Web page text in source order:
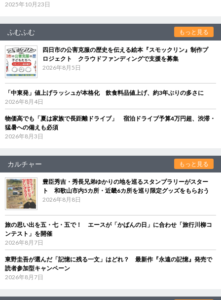
2025年10月23日
ふむふむ もっと見る
四日市の公害克服の歴史を伝える絵本『スモックリン』制作プ
ロジェクト クラウドファンディングで支援を募集
2026年8月5日
「中東発」値上げラッシュが本格化 飲食料品値上げ、約3年ぶりの多さに
2026年8月4日
物価高でも「夏は家族で長距離ドライブ」 宿泊ドライブ予算4万円超、渋滞・
猛暑への備えも必須
2026年8月3日
カルチャー もっと見る
豊臣秀吉・秀長兄弟ゆかりの地を巡るスタンプラリーがスター
ト 和歌山市内5カ所・近畿6カ所を巡り限定グッズをもらおう
2026年8月8日
旅の思い出を五・七・五で！ エースが「かばんの日」に合わせ「旅行川柳コ
ンテスト」を開催
2026年8月7日
東野圭吾が選んだ「記憶に残る一文」はどれ？ 最新作『永遠の記憶』発売で
読者参加型キャンペーン
2026年8月7日